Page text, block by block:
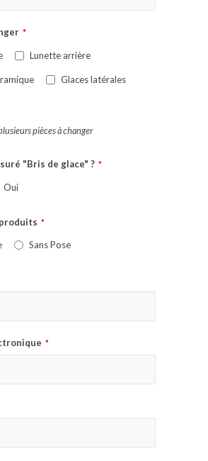
*
Lunette arrière
Glaces latérales
pièces à changer
"Bris de glace" ? *
Oui
*
Sans Pose
*